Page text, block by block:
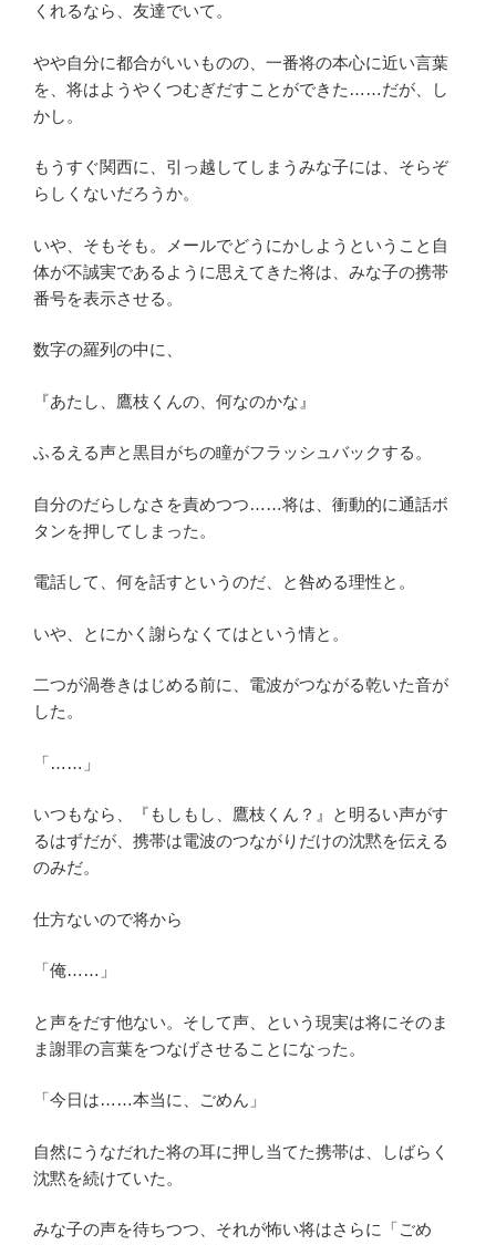
くれるなら、友達でいて。
やや自分に都合がいいものの、一番将の本心に近い言葉
を、将はようやくつむぎだすことができた……だが、し
かし。
もうすぐ関西に、引っ越してしまうみな子には、そらぞ
らしくないだろうか。
いや、そもそも。メールでどうにかしようということ自
体が不誠実であるように思えてきた将は、みな子の携帯
番号を表示させる。
数字の羅列の中に、
『あたし、鷹枝くんの、何なのかな』
ふるえる声と黒目がちの瞳がフラッシュバックする。
自分のだらしなさを責めつつ……将は、衝動的に通話ボ
タンを押してしまった。
電話して、何を話すというのだ、と咎める理性と。
いや、とにかく謝らなくてはという情と。
二つが渦巻きはじめる前に、電波がつながる乾いた音が
した。
「……」
いつもなら、『もしもし、鷹枝くん？』と明るい声がす
るはずだが、携帯は電波のつながりだけの沈黙を伝える
のみだ。
仕方ないので将から
「俺……」
と声をだす他ない。そして声、という現実は将にそのま
ま謝罪の言葉をつなげさせることになった。
「今日は……本当に、ごめん」
自然にうなだれた将の耳に押し当てた携帯は、しばらく
沈黙を続けていた。
みな子の声を待ちつつ、それが怖い将はさらに「ごめ